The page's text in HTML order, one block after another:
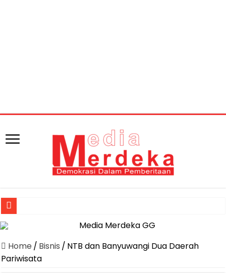
Muhammad Awaluddin: Ekosistem Terintegrasi Kunci Jasa Raharja
Jasa Raharja Serahkan Santunan kepada Ahli Waris Korban
Canangkan Desa TAPIS dan Luncurkan Sekolah Lansia di
Home / Bisnis / NTB dan Banyuwangi Dua Daerah
Pariwisata